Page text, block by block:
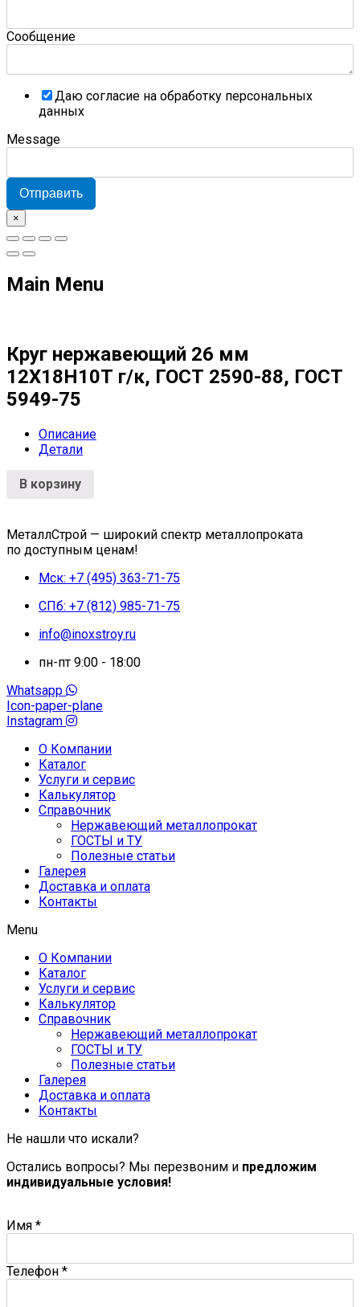
Сообщение
Даю согласие на обработку персональных
данных
Message
Отправить
×
Main Menu
Круг нержавеющий 26 мм
12Х18Н10Т г/к, ГОСТ 2590-88, ГОСТ
5949-75
Описание
Детали
В корзину
МеталлСтрой — широкий спектр металлопроката
по доступным ценам!
Мск: +7 (495) 363-71-75
СПб: +7 (812) 985-71-75
info@inoxstroy.ru
пн-пт 9:00 - 18:00
Whatsapp
Icon-paper-plane
Instagram
О Компании
Каталог
Услуги и сервис
Калькулятор
Справочник
Нержавеющий металлопрокат
ГОСТЫ и ТУ
Полезные статьи
Галерея
Доставка и оплата
Контакты
Menu
О Компании
Каталог
Услуги и сервис
Калькулятор
Справочник
Нержавеющий металлопрокат
ГОСТЫ и ТУ
Полезные статьи
Галерея
Доставка и оплата
Контакты
Не нашли что искали?
Остались вопросы? Мы перезвоним и предложим
индивидуальные условия!
Имя *
Телефон *